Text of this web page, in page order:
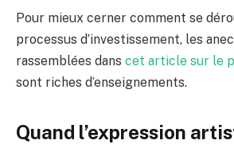
Pour mieux cerner comment se
processus d’investissement, les
rassemblées dans cet article sur le
sont riches d’enseignements.
Quand l’expression